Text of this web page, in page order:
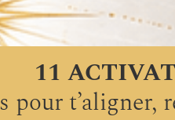
11
pour t’aligner,